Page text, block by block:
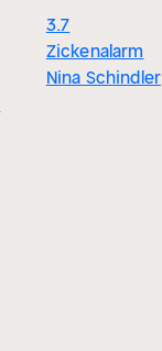
3.7
Zickenalarm
Nina Schindler